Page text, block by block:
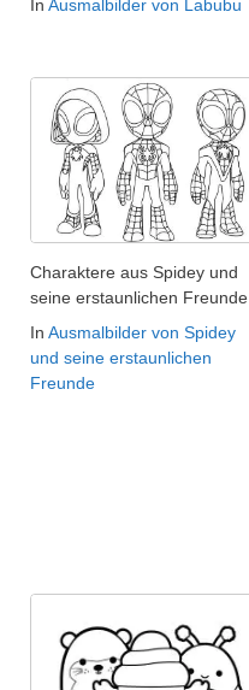
In Ausmalbilder von Labubu
Charaktere aus Spidey und
seine erstaunlichen Freunde
In Ausmalbilder von Spidey
und seine erstaunlichen
Freunde